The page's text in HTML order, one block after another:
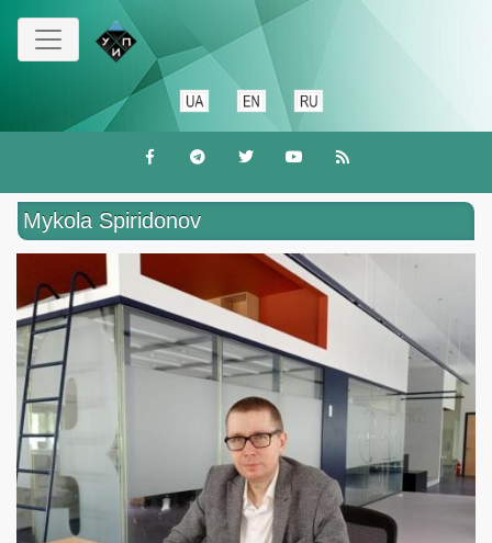
Skip
main
Mykola Spiridonov